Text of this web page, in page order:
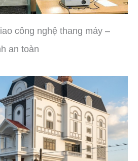
công nghệ thang máy –
an toàn